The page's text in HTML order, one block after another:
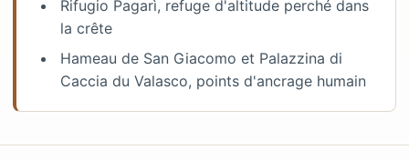
Rifugio Pagarì, refuge d'altitude perché dans
la crête
Hameau de San Giacomo et Palazzina di
Caccia du Valasco, points d'ancrage humain